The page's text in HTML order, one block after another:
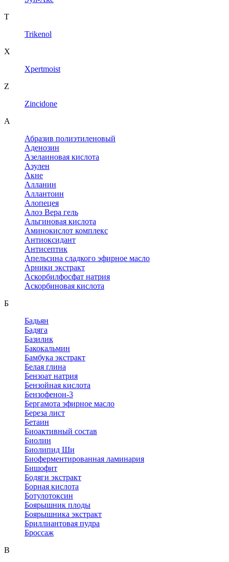
T
Trikenol
X
Xpertmoist
Z
Zincidone
А
Абразив полиэтиленовый
Аденозин
Азелаиновая кислота
Азулен
Акне
Алланин
Аллантоин
Алопецея
Алоэ Вера гель
Альгиновая кислота
Аминокислот комплекс
Антиоксидант
Антисептик
Апельсина сладкого эфирное масло
Арники экстракт
Аскорбилфосфат натрия
Аскорбиновая кислота
Б
Бадьян
Бадяга
Базилик
Бакокальмин
Бамбука экстракт
Белая глина
Бензоат натрия
Бензойная кислота
Бензофенон-3
Бергамота эфирное масло
Береза лист
Бетаин
Биоактивный состав
Биолин
Биолипид Ши
Биоферментированная ламинария
Бишофит
Бодяги экстракт
Борная кислота
Ботулотоксин
Боярышник плоды
Боярышника экстракт
Бриллиантовая пудра
Броссаж
В